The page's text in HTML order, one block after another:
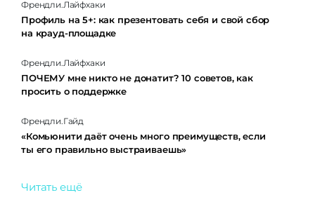
Френдли.Лайфхаки
Профиль на 5+: как презентовать себя и свой сбор
на крауд-площадке
Френдли.Лайфхаки
ПОЧЕМУ мне никто не донатит? 10 советов, как
просить о поддержке
Френдли.Гайд
«Комьюнити даёт очень много преимуществ, если
ты его правильно выстраиваешь»
Читать ещё